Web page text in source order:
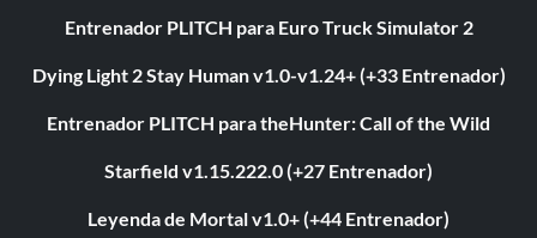
Entrenador PLITCH para Euro Truck Simulator 2
Dying Light 2 Stay Human v1.0-v1.24+ (+33 Entrenador)
Entrenador PLITCH para theHunter: Call of the Wild
Starfield v1.15.222.0 (+27 Entrenador)
Leyenda de Mortal v1.0+ (+44 Entrenador)